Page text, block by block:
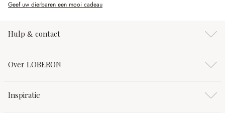
Geef uw dierbaren een mooi cadeau
Hulp & contact
Over LOBERON
Inspiratie